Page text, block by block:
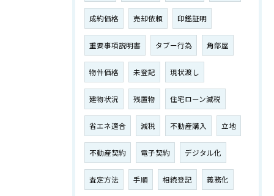
成約価格 売却依頼 印鑑証明
重要事項説明書 タブー行為 角部屋
物件価格 未登記 現状渡し
建物状況 残置物 住宅ローン減税
省エネ適合 減税 不動産購入 立地
不動産契約 電子契約 デジタル化
査定方法 手順 相続登記 義務化